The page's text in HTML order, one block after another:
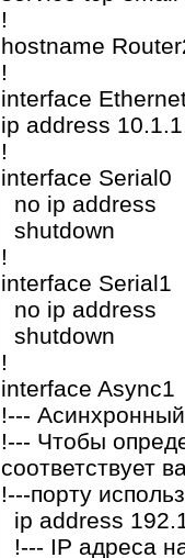
!
hostname
!
interface
ip address
!
interface Serial0
no ip address
shutdown
!
interface Serial1
no ip address
shutdown
!
interface Async1
!---
!--- Чтобы
соответствует
!---порту
ip address
!--- IP адреса